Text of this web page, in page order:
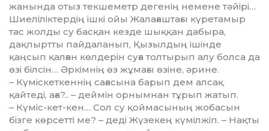
жанында отыз текшеметр дегенің немене тәйірі…
Шиелілік­тердің ішкі ойы Жалағаштағы күретамыр
тас жолды су басқан кезде шыққан дабыра,
дақпыртты пайдаланып, Қызылдың ішінде
қаңсып қалған көлдерін суға толтырып алу болса да
өзі білсін… Әркімнің өз жұмағы өзіне, әрине.
– Күміскеткеннің сағасына барып дем алсақ
қайтеді, аға?.. – деймін орнымнан тұрып жатып.
– Күміс-кет-кен… Сол су қой­ма­сының жобасын
бізге көрсетті ме? – деді Жүзекең күмілжіп. – Нақты